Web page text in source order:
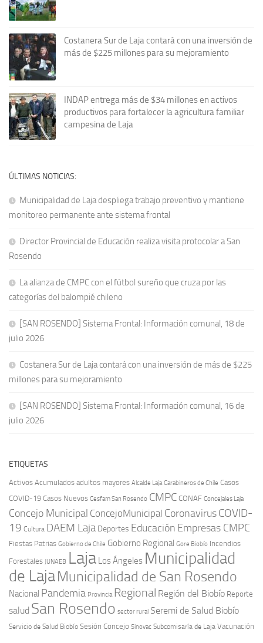
Costanera Sur de Laja contará con una inversión de
más de $225 millones para su mejoramiento
INDAP entrega más de $34 millones en activos
productivos para fortalecer la agricultura familiar
campesina de Laja
ÚLTIMAS NOTICIAS:
Municipalidad de Laja despliega trabajo preventivo y mantiene
monitoreo permanente ante sistema frontal
Director Provincial de Educación realiza visita protocolar a San
Rosendo
La alianza de CMPC con el fútbol sureño que cruza por las
categorías del balompié chileno
[SAN ROSENDO] Sistema Frontal: Información comunal, 18 de
julio 2026
Costanera Sur de Laja contará con una inversión de más de $225
millones para su mejoramiento
[SAN ROSENDO] Sistema Frontal: Información comunal, 16 de
julio 2026
ETIQUETAS
Activos Acumulados adultos mayores Alcalde Laja Carabineros de Chile Casos
COVID-19 Casos Nuevos Cesfam San Rosendo CMPC CONAF Concejales Laja
Concejo Municipal ConcejoMunicipal CoronavirusCOVID-
19 Cultura DAEM Laja Deportes Educación Empresas CMPC
Fiestas Patrias Gobierno de Chile Gobierno Regional Gore Biobío Incendios
Forestales JUNAEB Laja Los Ángeles Municipalidad
de LajaMunicipalidad de San Rosendo
Nacional Pandemia Provincia Regional Región del Biobío Reporte
salud San Rosendo sector rural Seremi de Salud Biobío
Servicio de Salud Biobío Sesión Concejo Sinovac Subcomisaría de Laja Vacunación